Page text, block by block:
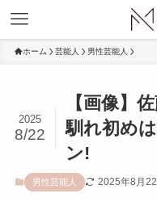
ホーム 芸能人 男性芸能人
【画像】
馴れ初め
ン!
2025
8/22
男性芸能人 2025年8月22